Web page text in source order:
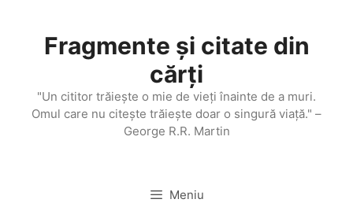
conținutFragmente și citate din
cărți
"Un cititor trăieşte o mie de vieţi înainte de a muri.
Omul care nu citeşte trăieşte doar o singură viaţă." –
George R.R. Martin
Meniu